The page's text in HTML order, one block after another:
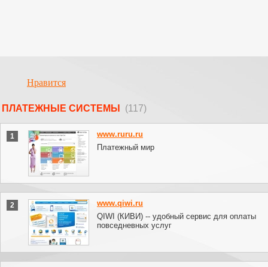
Нравится
ПЛАТЕЖНЫЕ СИСТЕМЫ (117)
1
www.ruru.ru
Платежный мир
2
www.qiwi.ru
QIWI (КИВИ) -- удобный сервис для оплаты
повседневных услуг